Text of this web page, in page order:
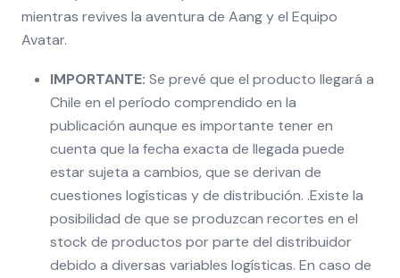
mientras revives la aventura de Aang y el Equipo
Avatar.
IMPORTANTE: Se prevé que el producto llegará a
Chile en el período comprendido en la
publicación aunque es importante tener en
cuenta que la fecha exacta de llegada puede
estar sujeta a cambios, que se derivan de
cuestiones logísticas y de distribución. .Existe la
posibilidad de que se produzcan recortes en el
stock de productos por parte del distribuidor
debido a diversas variables logísticas. En caso de